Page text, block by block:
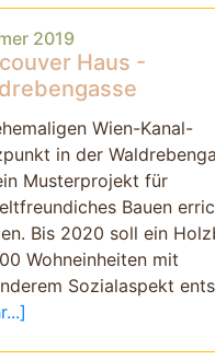
2019
Haus -
Wien-Kanal-
in der
Musterprojekt für
Bauen
Bis 2020 soll ein
Wohneinheiten mit
Sozialaspekt